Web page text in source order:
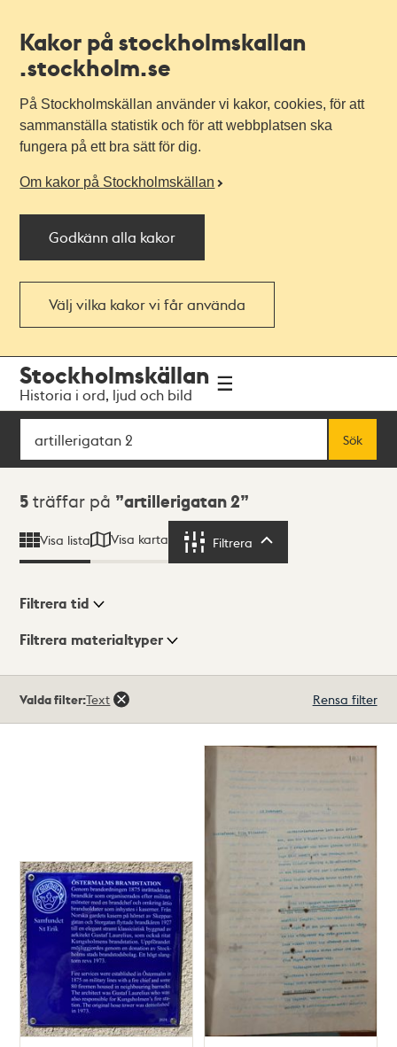
Kakor på stockholmskallan
.stockholm.se
På Stockholmskällan använder vi kakor, cookies, för att
sammanställa statistik och för att webbplatsen ska
fungera på ett bra sätt för dig.
Om kakor på Stockholmskällan
Godkänn alla kakor
Välj vilka kakor vi får använda
navigationen
huvudinnehållet
Stockholmskällan
Historia i ord, ljud och bild
Sök
Sök
Sökresultat
5 träffar på artillerigatan 2
Visa lista Visa karta Filtrera
Visningsläge
Filtrera tid
Filtrera materialtyper
träffar
Valda filter:Text Rensa filter